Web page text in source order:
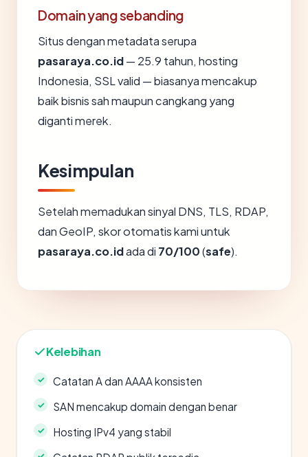
Domain yang sebanding
Situs dengan metadata serupa
pasaraya.co.id— 25.9 tahun, hosting
Indonesia, SSL valid — biasanya mencakup
baik bisnis sah maupun cangkang yang
diganti merek.
Kesimpulan
Setelah memadukan sinyal DNS, TLS, RDAP,
dan GeoIP, skor otomatis kami untuk
pasaraya.co.idada di 70/100(safe).
Kelebihan
Catatan A dan AAAA konsisten
SAN mencakup domain dengan benar
Hosting IPv4 yang stabil